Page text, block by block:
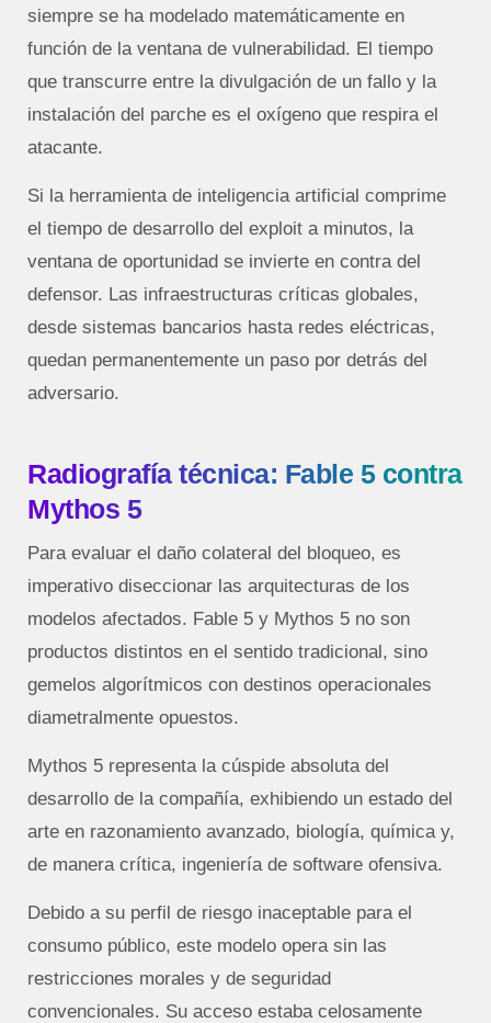
siempre se ha modelado matemáticamente en
función de la ventana de vulnerabilidad. El tiempo
que transcurre entre la divulgación de un fallo y la
instalación del parche es el oxígeno que respira el
atacante.
Si la herramienta de inteligencia artificial comprime
el tiempo de desarrollo del exploit a minutos, la
ventana de oportunidad se invierte en contra del
defensor. Las infraestructuras críticas globales,
desde sistemas bancarios hasta redes eléctricas,
quedan permanentemente un paso por detrás del
adversario.
Radiografía técnica: Fable 5 contra
Mythos 5
Para evaluar el daño colateral del bloqueo, es
imperativo diseccionar las arquitecturas de los
modelos afectados. Fable 5 y Mythos 5 no son
productos distintos en el sentido tradicional, sino
gemelos algorítmicos con destinos operacionales
diametralmente opuestos.
Mythos 5 representa la cúspide absoluta del
desarrollo de la compañía, exhibiendo un estado del
arte en razonamiento avanzado, biología, química y,
de manera crítica, ingeniería de software ofensiva.
Debido a su perfil de riesgo inaceptable para el
consumo público, este modelo opera sin las
restricciones morales y de seguridad
convencionales. Su acceso estaba celosamente